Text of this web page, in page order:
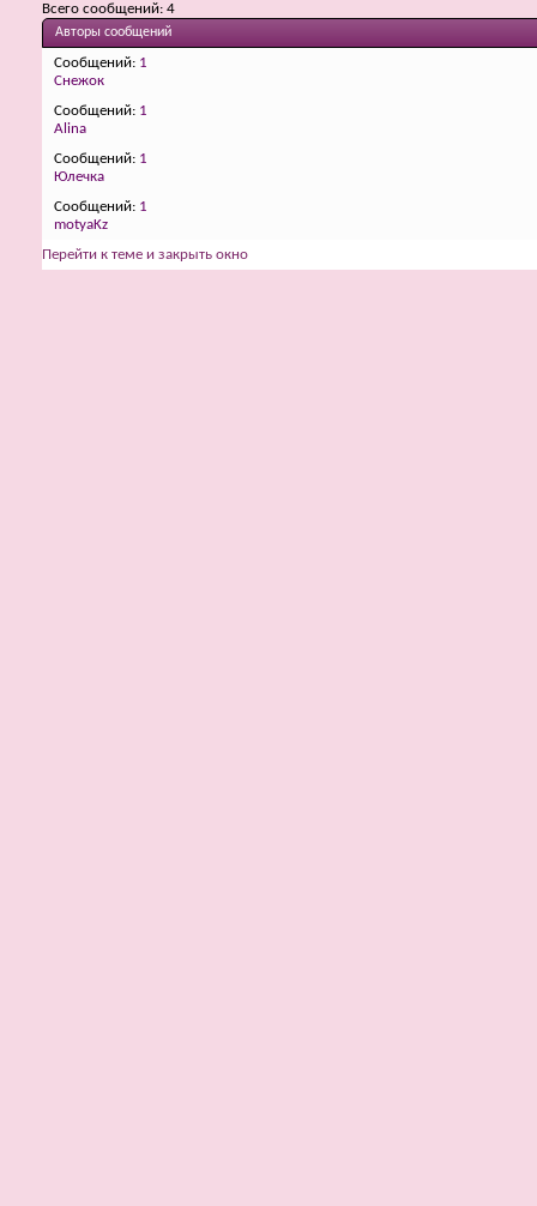
Всего сообщений 4
Авторы сообщений
Сообщений 1
Снежок
Сообщений 1
Alina
Сообщений 1
Юлечка
Сообщений 1
motyaKz
Перейти к теме и закрыть окно